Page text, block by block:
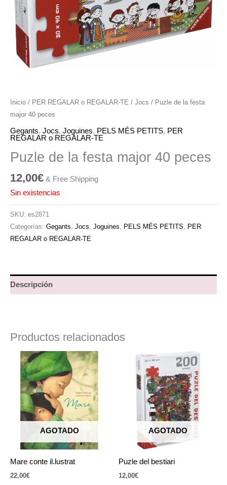
Inicio / PER REGALAR o REGALAR-TE / Jocs / Puzle de la festa
major 40 peces
Gegants, Jocs, Joguines, PELS MÉS PETITS, PER
REGALAR o REGALAR-TE
Puzle de la festa major 40 peces
12,00€ & Free Shipping
Sin existencias
SKU: es2871
Categorías: Gegants, Jocs, Joguines, PELS MÉS PETITS, PER
REGALAR o REGALAR-TE
Descripción
Productos relacionados
AGOTADO
Mare conte il.lustrat
22,00€
AGOTADO
Puzle del bestiari
12,00€